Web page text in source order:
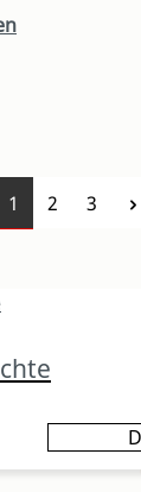
Seite
1 Seite
2 Seite
3